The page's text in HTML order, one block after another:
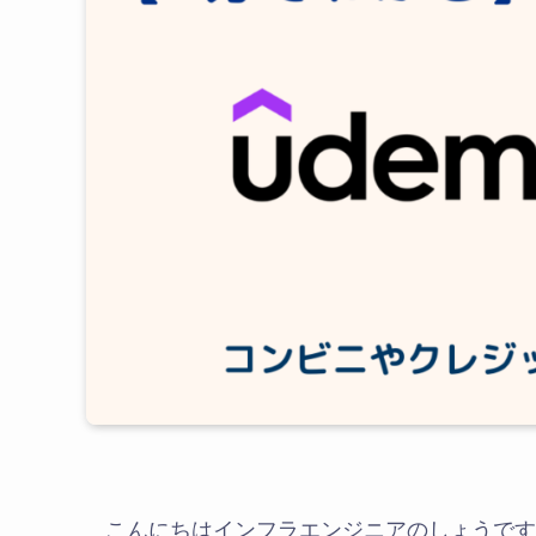
こんにちはインフラエンジニアのしょうで